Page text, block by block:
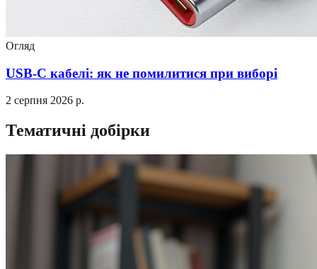
Огляд
USB-C кабелі: як не помилитися при виборі
2 серпня 2026 р.
Тематичні добірки